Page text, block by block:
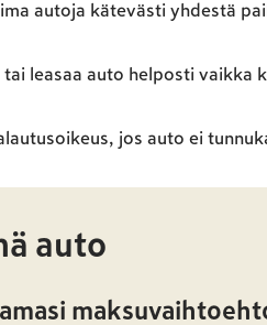
autoja kätevästi yhdestä
tai leasaa auto helposti vaikka
jos auto ei
auto